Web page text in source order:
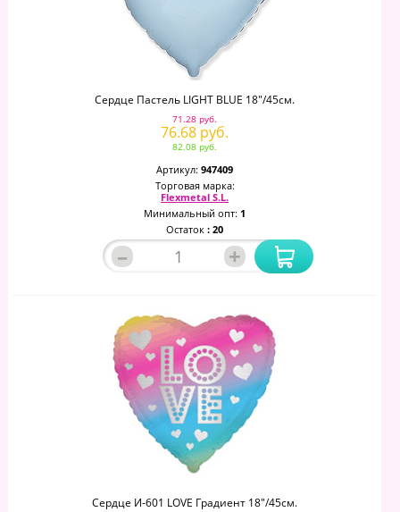
Сердце Пастель LIGHT BLUE 18"/45см.
71.28 руб.
76.68 руб.
82.08 руб.
Артикул: 947409
Торговая марка:
Flexmetal S.L.
Минимальный опт: 1
Остаток : 20
– +
Сердце И-601 LOVE Градиент 18"/45см.